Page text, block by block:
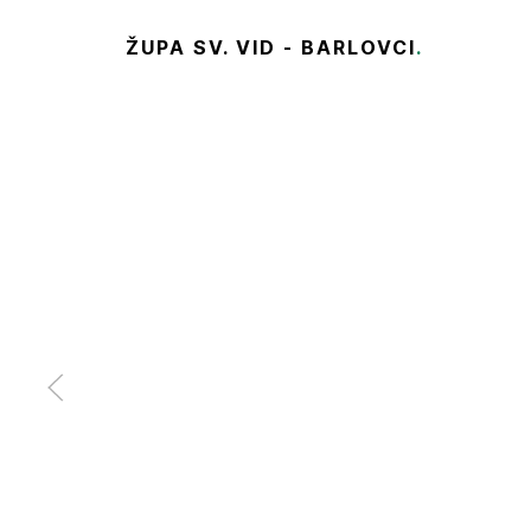
ŽUPA SV. VID - BARLOVCI.